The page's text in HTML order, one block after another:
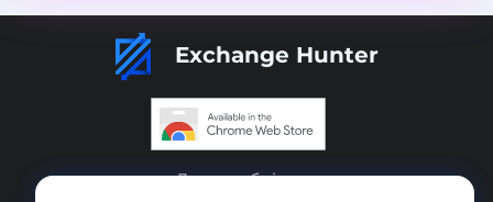
Exchange Hunter
Додати обмінник